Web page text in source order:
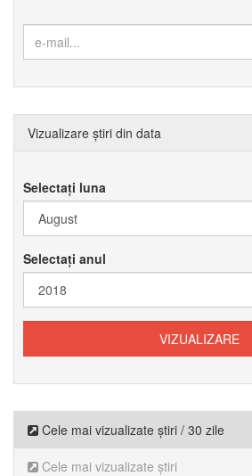
Vizualizare știri din data
Selectați luna
Selectați anul
Cele mai vizualizate știri / 30 zile
Cele mai vizualizate știri